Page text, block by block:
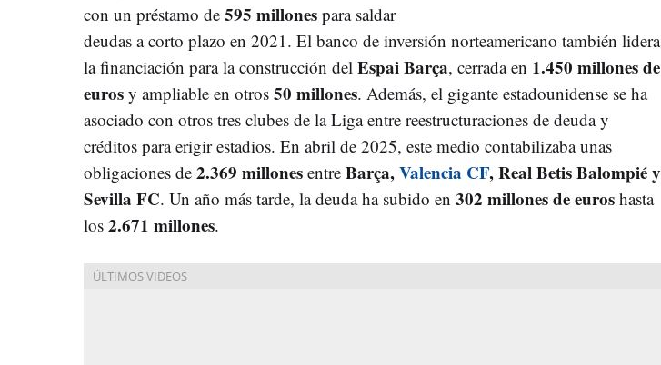
con un préstamo de 595 millones para saldar
deudas a corto plazo en 2021. El banco de inversión norteamericano también lidera
la financiación para la construcción del Espai Barça, cerrada en 1.450 millones de
euros y ampliable en otros 50 millones. Además, el gigante estadounidense se ha
asociado con otros tres clubes de la Liga entre reestructuraciones de deuda y
créditos para erigir estadios. En abril de 2025, este medio contabilizaba unas
obligaciones de 2.369 millones entre Barça,Valencia CF, Real Betis Balompié y
Sevilla FC. Un año más tarde, la deuda ha subido en 302 millones de euros hasta
los 2.671 millones.